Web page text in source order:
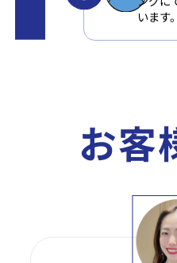
います。
お客